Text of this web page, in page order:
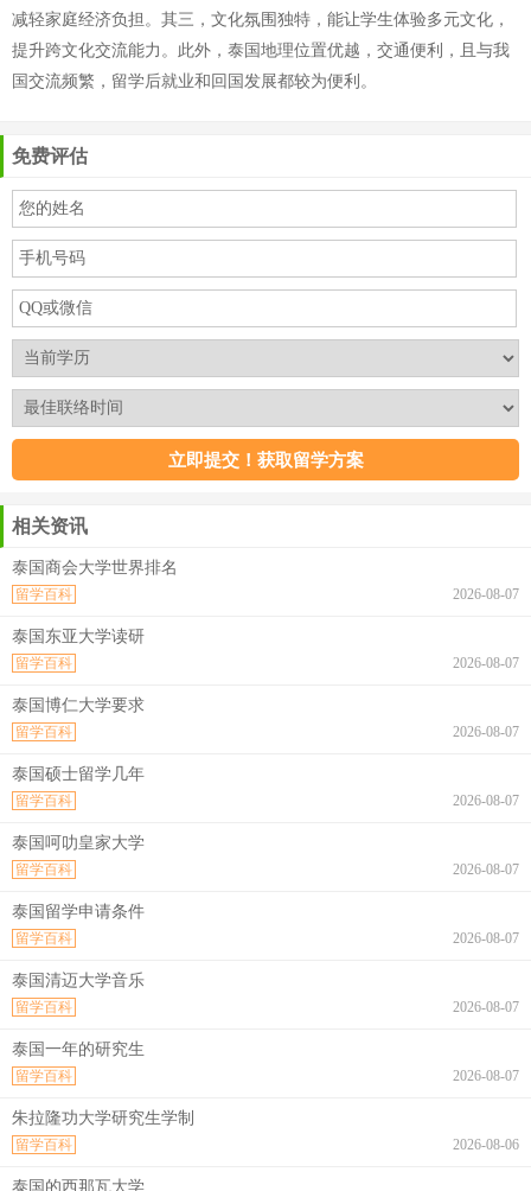
减轻家庭经济负担。其三，文化氛围独特，能让学生体验多元文化，
提升跨文化交流能力。此外，泰国地理位置优越，交通便利，且与我
国交流频繁，留学后就业和回国发展都较为便利。
免费评估
相关资讯
泰国商会大学世界排名
2026-08-07
留学百科
泰国东亚大学读研
2026-08-07
留学百科
泰国博仁大学要求
2026-08-07
留学百科
泰国硕士留学几年
2026-08-07
留学百科
泰国呵叻皇家大学
2026-08-07
留学百科
泰国留学申请条件
2026-08-07
留学百科
泰国清迈大学音乐
2026-08-07
留学百科
泰国一年的研究生
2026-08-07
留学百科
朱拉隆功大学研究生学制
2026-08-06
留学百科
泰国的西那瓦大学